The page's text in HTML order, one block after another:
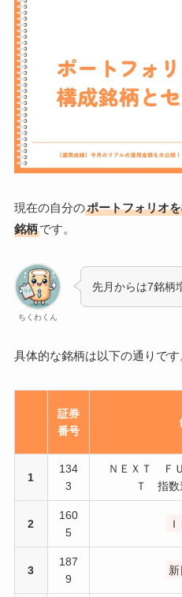
現在の自分のポートフォリオ
銘柄です。
ちくわくん
先月からは7銘柄
具体的な銘柄は以下の通りです
証券
番号
1
134
3
ＮＥＸＴ Ｆ
Ｔ 指数
2
160
5
3
187
9